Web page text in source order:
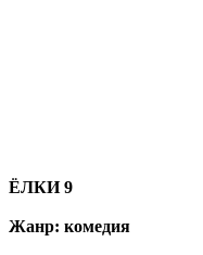
ЁЛКИ 9
Жанр: комедия